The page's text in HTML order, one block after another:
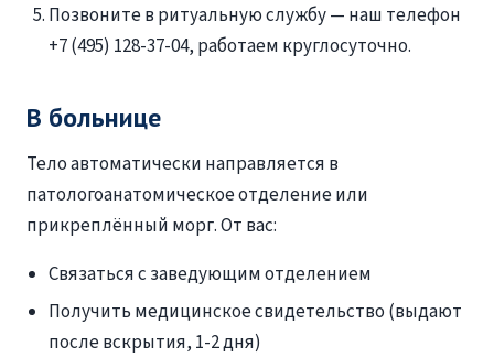
Позвоните в ритуальную службу — наш телефон
+7 (495) 128-37-04, работаем круглосуточно.
В больнице
Тело автоматически направляется в
патологоанатомическое отделение или
прикреплённый морг. От вас:
Связаться с заведующим отделением
Получить медицинское свидетельство (выдают
после вскрытия, 1-2 дня)